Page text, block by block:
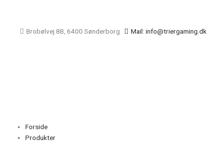
Brobølvej 8B, 6400 Sønderborg Mail: info@triergaming.dk
Forside
Produkter